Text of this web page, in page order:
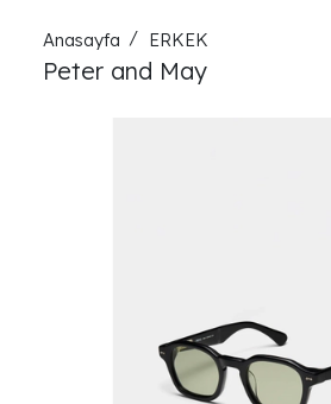
Anasayfa ERKEK
Peter and May